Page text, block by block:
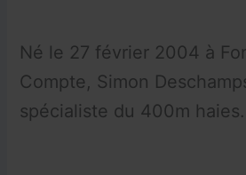
Né le 27 février 2004 à
Compte, Simon
spécialiste du 400m haies.